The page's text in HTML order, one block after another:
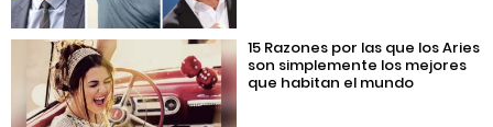
15 Razones por las que los Aries
son simplemente los mejores
que habitan el mundo